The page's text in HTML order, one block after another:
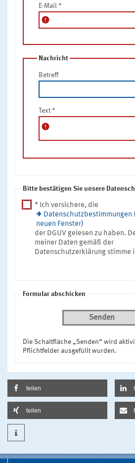
E-Mail *
error
Nachricht
Betreff
Text *
error
Bitte bestätigen Sie unsere
* Ich versichere, die
Datenschutzbestimmungen
neuen Fenster)
der DGUV gelesen zu haben.
meiner Daten gemäß der
Datenschutzerklärung stimme
Formular abschicken
Senden
Die Schaltfläche „Senden“ wird
Pflichtfelder ausgefüllt wurden.
teilen
teilen